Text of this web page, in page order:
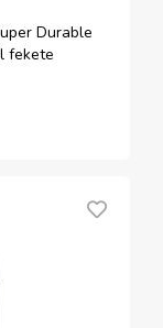
Durable
fekete